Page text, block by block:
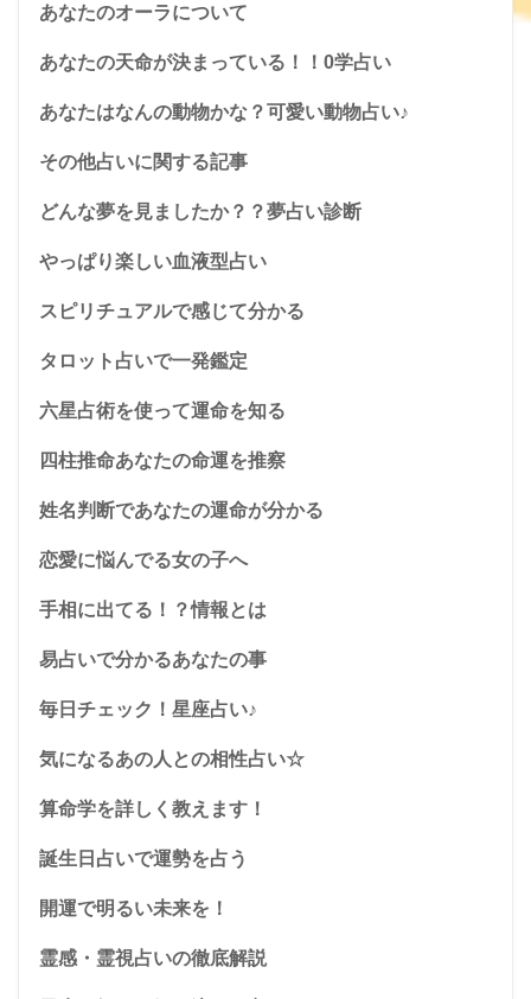
あなたのオーラについて
あなたの天命が決まっている！！0学占い
あなたはなんの動物かな？可愛い動物占い♪
その他占いに関する記事
どんな夢を見ましたか？？夢占い診断
やっぱり楽しい血液型占い
スピリチュアルで感じて分かる
タロット占いで一発鑑定
六星占術を使って運命を知る
四柱推命あなたの命運を推察
姓名判断であなたの運命が分かる
恋愛に悩んでる女の子へ
手相に出てる！？情報とは
易占いで分かるあなたの事
毎日チェック！星座占い♪
気になるあの人との相性占い☆
算命学を詳しく教えます！
誕生日占いで運勢を占う
開運で明るい未来を！
霊感・霊視占いの徹底解説